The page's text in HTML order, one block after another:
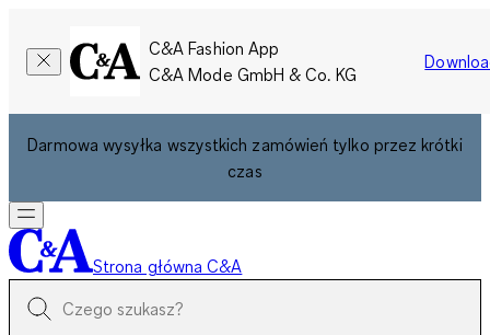
C&A Fashion App
C&A Mode GmbH & Co. KG
Darmowa wysyłka wszystkich zamówień tylko przez krótki
czas
Strona główna C&A